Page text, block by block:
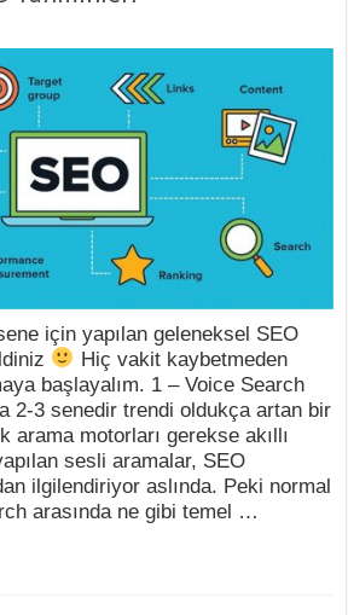
için yapılan geleneksel SEO
Hiç vakit kaybetmeden
başlayalım. 1 – Voice Search
2-3 senedir trendi oldukça artan bir
arama motorları gerekse akıllı
sesli aramalar, SEO
ilgilendiriyor aslında. Peki normal
arasında ne gibi temel …